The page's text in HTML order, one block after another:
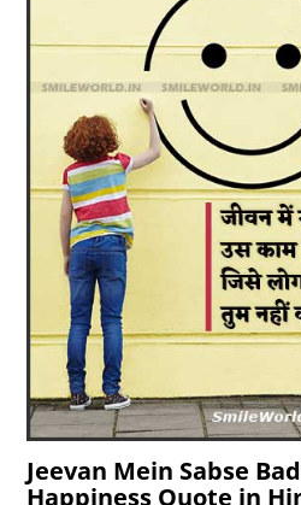
Jeevan Mein Sabse
Happiness Quote in